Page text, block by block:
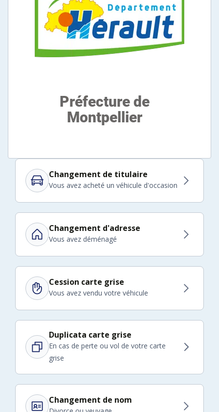
Changement de titulaire
Vous avez acheté un véhicule d'occasion
Changement d'adresse
Vous avez déménagé
Cession carte grise
Vous avez vendu votre véhicule
Duplicata carte grise
En cas de perte ou vol de votre carte
grise
Changement de nom